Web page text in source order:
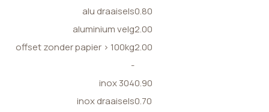
alu draaisels0.80
aluminium velg2.00
offset zonder papier > 100kg2.00
-
inox 3040.90
inox draaisels0.70